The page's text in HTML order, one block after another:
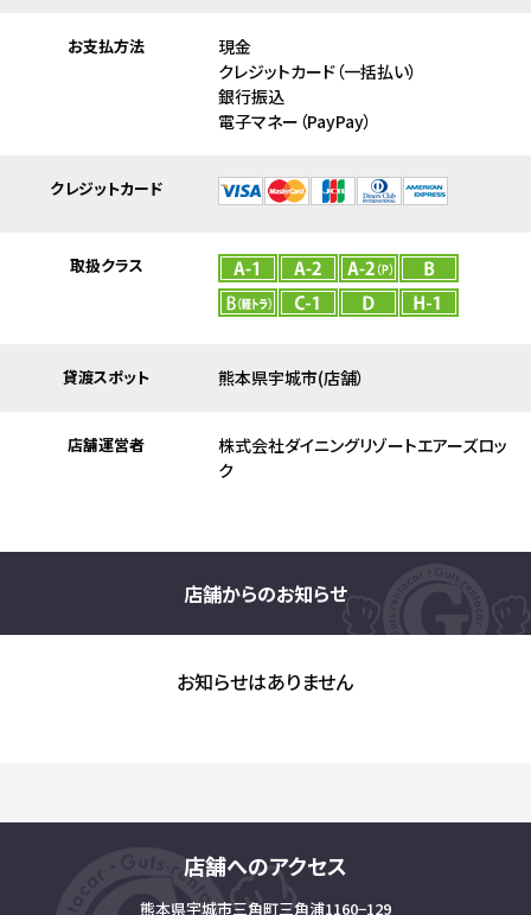
お支払方法
現金
クレジットカード（一括払い）
銀行振込
電子マネー（PayPay）
クレジットカード
取扱クラス
貸渡スポット 熊本県宇城市(店舗）
店舗運営者
株式会社ダイニングリゾートエアーズロッ
ク
店舗からのお知らせ
お知らせはありません
店舗へのアクセス
熊本県宇城市三角町三角浦1160−129